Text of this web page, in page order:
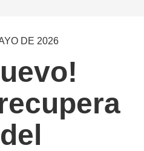
DE 2026